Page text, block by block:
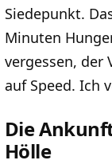
Siedepunkt.
Minuten
vergessen, der
auf Speed. Ich
Die
Hölle